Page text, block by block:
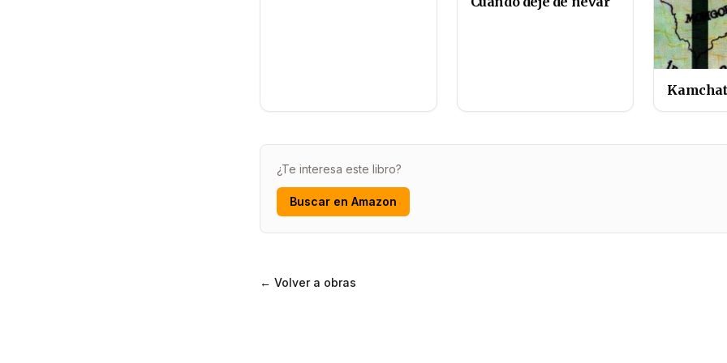
¿Te interesa este libro?
Buscar en Amazon
← Volver a obras